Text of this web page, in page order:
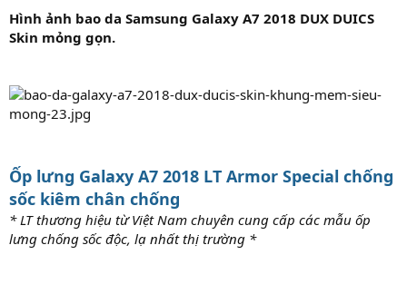
Hình ảnh bao da Samsung Galaxy A7 2018 DUX DUICS
Skin mỏng gọn.
Ốp lưng Galaxy A7 2018 LT Armor Special chống
sốc kiêm chân chống
* LT thương hiệu từ Việt Nam chuyên cung cấp các mẫu ốp
lưng chống sốc độc, lạ nhất thị trường *